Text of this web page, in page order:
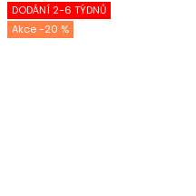
DODÁNÍ 2-6 TÝDNŮ
-20 %